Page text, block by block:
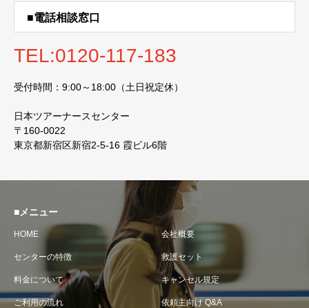
■電話相談窓口
TEL:0120-117-183
受付時間：9:00～18:00（土日祝定休）
日本ツアーナースセンター
〒160-0022
東京都新宿区新宿2-5-16 霞ビル6階
■メニュー
HOME 会社概要
センターの特徴 救護セット
料金について キャンセル規定
ご利用の流れ 依頼主向け Q&A